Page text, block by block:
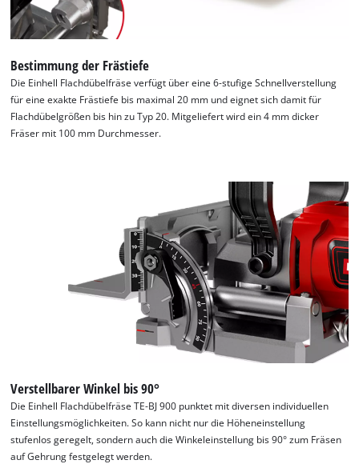
Bestimmung der Frästiefe
Die Einhell Flachdübelfräse verfügt über eine 6-stufige Schnellverstellung
für eine exakte Frästiefe bis maximal 20 mm und eignet sich damit für
Flachdübelgrößen bis hin zu Typ 20. Mitgeliefert wird ein 4 mm dicker
Fräser mit 100 mm Durchmesser.
Verstellbarer Winkel bis 90°
Die Einhell Flachdübelfräse TE-BJ 900 punktet mit diversen individuellen
Einstellungsmöglichkeiten. So kann nicht nur die Höheneinstellung
stufenlos geregelt, sondern auch die Winkeleinstellung bis 90° zum Fräsen
auf Gehrung festgelegt werden.